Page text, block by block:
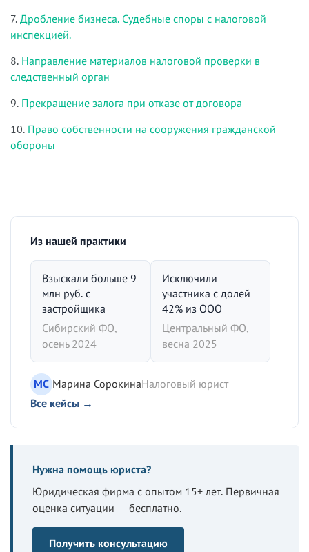
7. Дробление бизнеса. Судебные споры с налоговой
инспекцией.
8. Направление материалов налоговой проверки в
следственный орган
9. Прекращение залога при отказе от договора
10. Право собственности на сооружения гражданской
обороны
Из нашей практики
Взыскали больше 9
млн руб. с
застройщика
Сибирский ФО,
осень 2024
Исключили
участника с долей
42% из ООО
Центральный ФО,
весна 2025
МС Марина СорокинаНалоговый юрист
Все кейсы →
Нужна помощь юриста?
Юридическая фирма с опытом 15+ лет. Первичная
оценка ситуации — бесплатно.
Получить консультацию